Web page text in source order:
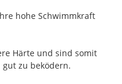
hohe Schwimmkraft
Härte und sind somit
zu beködern.